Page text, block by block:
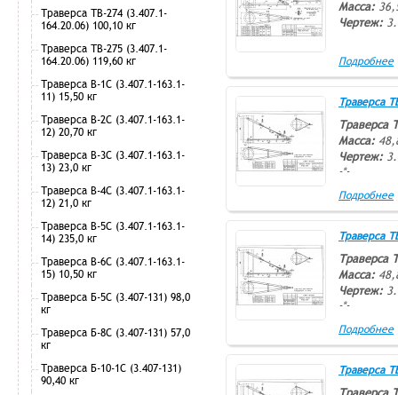
Траверса ТВ-274 (3.407.1-
164.20.06) 100,10 кг
Траверса ТВ-275 (3.407.1-
164.20.06) 119,60 кг
Траверса В-1С (3.407.1-163.1-
11) 15,50 кг
Траверса В-2С (3.407.1-163.1-
12) 20,70 кг
Траверса В-3С (3.407.1-163.1-
13) 23,0 кг
Траверса В-4С (3.407.1-163.1-
12) 21,0 кг
Траверса В-5С (3.407.1-163.1-
14) 235,0 кг
Траверса В-6С (3.407.1-163.1-
15) 10,50 кг
Траверса Б-5С (3.407-131) 98,0
кг
Траверса Б-8С (3.407-131) 57,0
кг
Траверса Б-10-1С (3.407-131)
90,40 кг
Масса:
Чертеж:
Подробнее
Траверса
Траверса
Масса:
Чертеж:
-*-
Подробнее
Траверса
Траверса
Масса:
Чертеж:
-*-
Подробнее
Траверса